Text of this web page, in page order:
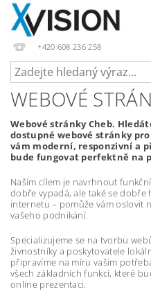
+420 608 236 258
WEBOVÉ
Webové stránky Cheb.
dostupné webové stránky
vám moderní, responzivní a
bude fungovat perfektně na
Naším cílem je navrhnout
dobře vypadá, ale také se dobře
internetu – pomůže vám oslovit
vašeho podnikání.
Specializujeme se na tvorbu
živnostníky a poskytovatele
připravíme na míru vašim
všech základních funkcí, které
online prezentaci.